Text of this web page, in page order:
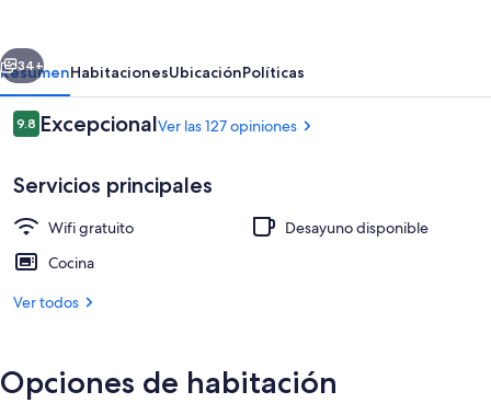
Siguiente
34+
ResumenHabitacionesUbicaciónPolíticas
Opiniones
9.89.8 de 10,
ExcepcionalVer las 127 opiniones
Servicios principales
Wifi gratuito
Desayuno disponible
Cocina
Ver todos
Opciones de habitación